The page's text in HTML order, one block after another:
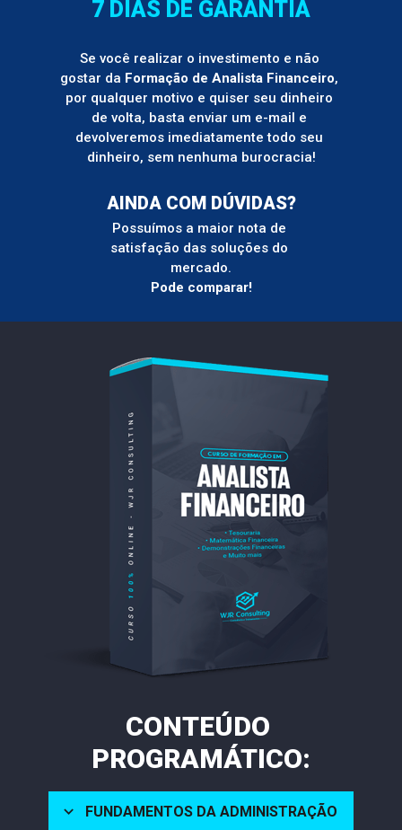
7 DIAS DE GARANTIA
Se você realizar o investimento e não
gostar da Formação de Analista Financeiro,
por qualquer motivo e quiser seu dinheiro
de volta, basta enviar um e-mail e
devolveremos imediatamente todo seu
dinheiro, sem nenhuma burocracia!
AINDA COM DÚVIDAS?
Possuímos a maior nota de
satisfação das soluções do
mercado.
Pode comparar!
CONTEÚDO
PROGRAMÁTICO:
FUNDAMENTOS DA ADMINISTRAÇÃO